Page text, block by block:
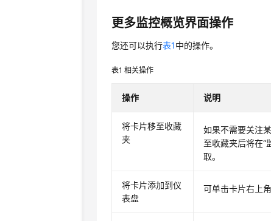
更多监控概览界面操作
您还可以执行表1中的操作。
表1相关操作
操作 说明
将卡片移至收藏
夹
如果不需要关注
至收藏夹后将在“
取。
将卡片添加到仪
表盘
可单击卡片右上